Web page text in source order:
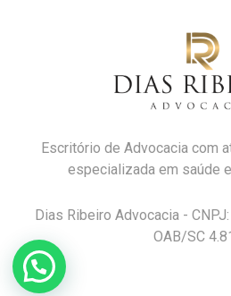
Escritório de Advocacia com
especializada em saúde
Dias Ribeiro Advocacia -
OAB/SC